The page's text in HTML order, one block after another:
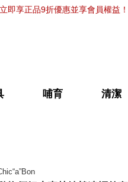
即享正品9折優惠並享會員權益！
哺育 清潔